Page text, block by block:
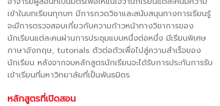
เข้าในบทเรียนทุกบท มีการกวดวิชาและสนับสนุนทางการเรียนรู้
จะมีการตรวจสอบเกี่ยวกับความก้าวหน้าทางวิชาการของ
นักเรียนแต่ละคนผ่านการประชุมแบบหนึ่งต่อหนึ่ง มีเรียนพิเศษ
ภาษาอังกฤษ, tutorials ตัวต่อตัวเพื่อไปสู่ความสำเร็จของ
นักเรียน หลังจากจบหลักสูตรนักเรียนจะได้รับการประกันการรับ
เข้าเรียนที่มหาวิทยาลัยที่เป็นพันธมิตร
หลักสูตรที่เปิดสอน